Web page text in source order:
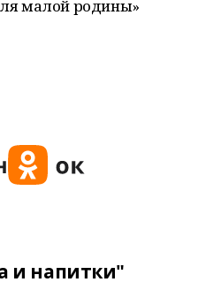
малой родины»
и напитки"